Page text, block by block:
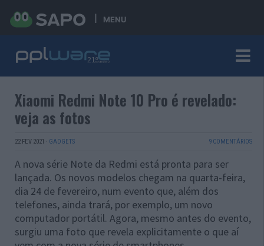
MENU
Xiaomi Redmi Note 10 Pro é revelado:
veja as fotos
22 FEV 2021 · GADGETS 9 COMENTÁRIOS
A nova série Note da Redmi está pronta para ser
lançada. Os novos modelos chegam na quarta-feira,
dia 24 de fevereiro, num evento que, além dos
telefones, ainda trará, por exemplo, um novo
computador portátil. Agora, mesmo antes do evento,
surgiu uma foto que revela explicitamente o que aí